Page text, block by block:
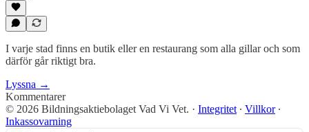
I varje stad finns en butik eller en restaurang som alla gillar och som
därför går riktigt bra.
Lyssna →
Kommentarer
© 2026 Bildningsaktiebolaget Vad Vi Vet. · Integritet ∙ Villkor∙
Inkassovarning